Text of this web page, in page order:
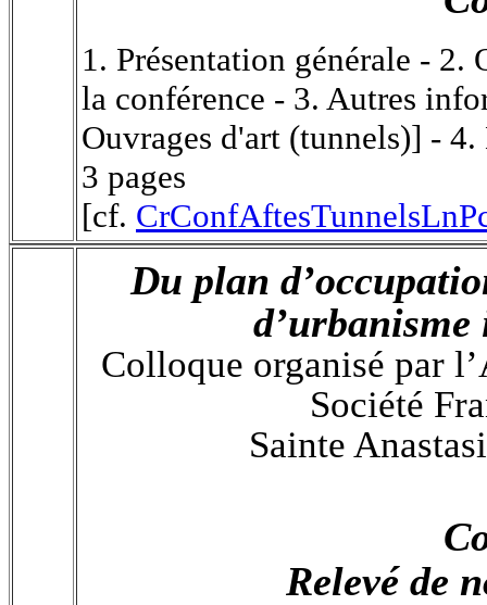
1. Présentation générale - 2.
la conférence - 3. Autres
Ouvrages d'art (tunnels)] -
3 pages
[cf.
Du plan
Colloque organisé par
Société
Sainte
Relevé de